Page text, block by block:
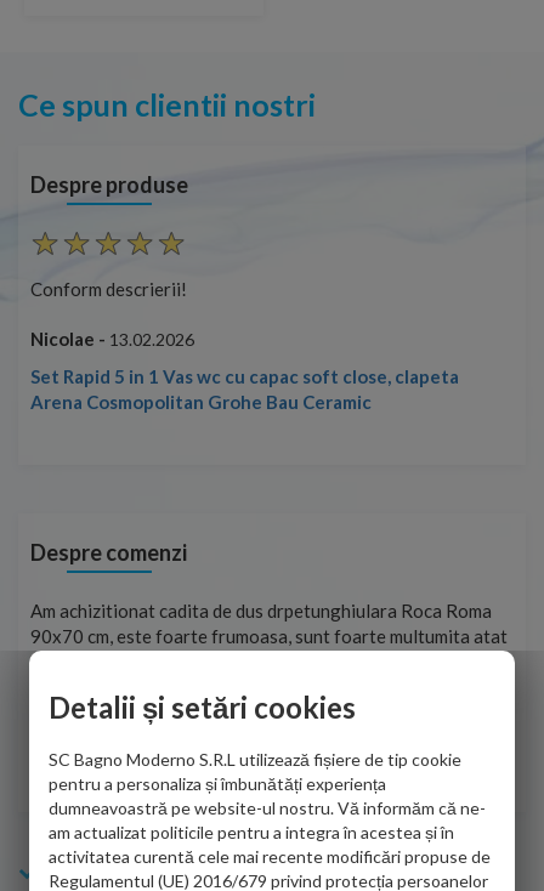
Ce spun clientii nostri
Despre produse
Conform descrierii!
Nicolae - 13.02.2026
Set Rapid 5 in 1 Vas wc cu capac soft close, clapeta
Arena Cosmopolitan Grohe Bau Ceramic
Despre comenzi
Am achizitionat cadita de dus drpetunghiulara Roca Roma
90x70 cm, este foarte frumoasa, sunt foarte multumita atat
de personalul firmei dvs. cu care am colaborat in obtinerea
adus coletul in siguranta.Numai bine, va doresc!
Sofrone Viviana -28.07.2026
Info Bagno
Detalii și setări cookies
SC Bagno Moderno S.R.L utilizează fișiere de tip cookie
pentru a personaliza și îmbunătăți experiența
dumneavoastră pe website-ul nostru. Vă informăm că ne-
am actualizat politicile pentru a integra în acestea și în
activitatea curentă cele mai recente modificări propuse de
Regulamentul (UE) 2016/679 privind protecția persoanelor